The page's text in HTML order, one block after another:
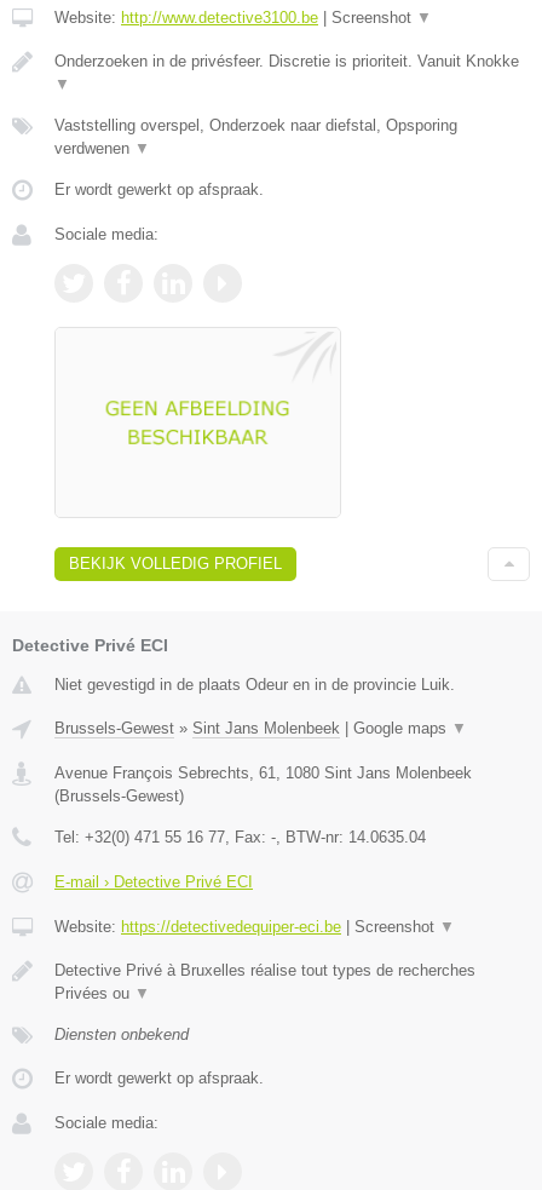
Website: http://www.detective3100.be | Screenshot ▼
Onderzoeken in de privésfeer. Discretie is prioriteit. Vanuit Knokke
▼
Vaststelling overspel, Onderzoek naar diefstal, Opsporing
verdwenen ▼
Er wordt gewerkt op afspraak.
Sociale media:
BEKIJK VOLLEDIG PROFIEL
Detective Privé ECI
Niet gevestigd in de plaats Odeur en in de provincie Luik.
Brussels-Gewest » Sint Jans Molenbeek Google maps ▼
Avenue François Sebrechts, 61, 1080 Sint Jans Molenbeek
(Brussels-Gewest)
Tel: +32(0) 471 55 16 77, Fax: -, BTW-nr: 14.0635.04
E-mail › Detective Privé ECI
Website: https://detectivedequiper-eci.be Screenshot ▼
Detective Privé à Bruxelles réalise tout types de recherches
Privées ou ▼
Diensten onbekend
Er wordt gewerkt op afspraak.
Sociale media: